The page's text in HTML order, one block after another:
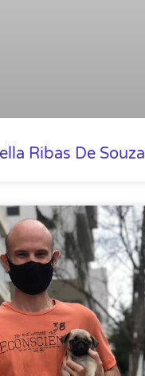
Ribas De Souza